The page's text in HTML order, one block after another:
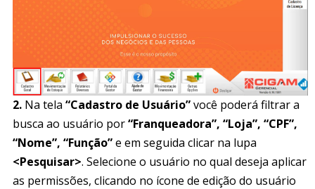
2. Na tela “Cadastro de Usuário”você poderá filtrar a
busca ao usuário por“Franqueadora”, “Loja”, “CPF”,
“Nome”, “Função”e em seguida clicar na lupa
<Pesquisar>. Selecione o usuário no qual deseja aplicar
as permissões, clicando no ícone de edição do usuário